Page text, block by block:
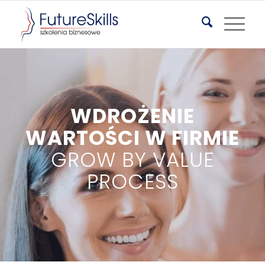
WDROŻENIE
WARTOŚCI W FIRMIE
GROW BY VALUE
PROCESS